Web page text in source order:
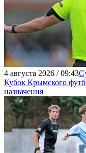
4 августа 2026 / 09:43
Кубок Крымского
назначения